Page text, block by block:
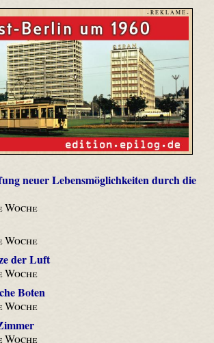
- R E K L A M E -
neuer Lebensmöglichkeiten durch die
Woche
Woche
der Luft
Woche
Boten
Woche
Woche